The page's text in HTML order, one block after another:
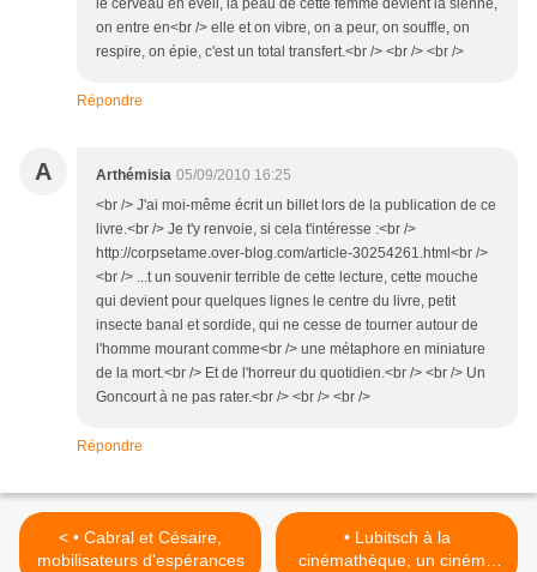
le cerveau en éveil, la peau de cette femme devient la sienne,
on entre en<br /> elle et on vibre, on a peur, on souffle, on
respire, on épie, c'est un total transfert.<br /> <br /> <br />
Répondre
A Arthémisia 05/09/2010 16:25
<br /> J'ai moi-même écrit un billet lors de la publication de ce
livre.<br /> Je t'y renvoie, si cela t'intéresse :<br />
http://corpsetame.over-blog.com/article-30254261.html<br />
<br /> ...t un souvenir terrible de cette lecture, cette mouche
qui devient pour quelques lignes le centre du livre, petit
insecte banal et sordide, qui ne cesse de tourner autour de
l'homme mourant comme<br /> une métaphore en miniature
de la mort.<br /> Et de l'horreur du quotidien.<br /> <br /> Un
Goncourt à ne pas rater.<br /> <br /> <br />
Répondre
< • Cabral et Césaire,
mobilisateurs d'espérances
• Lubitsch à la
cinémathèque, un cinéma